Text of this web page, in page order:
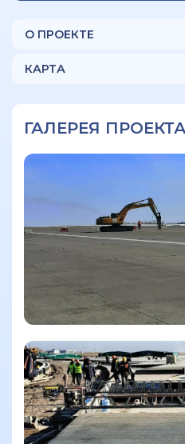
О ПРОЕКТЕ
КАРТА
ГАЛЕРЕЯ